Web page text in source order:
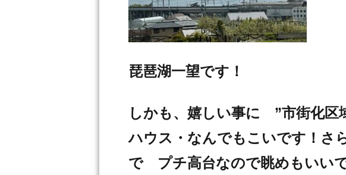
琵琶湖一望です！
しかも、嬉しい事に ”市街化
ハウス・なんでもこいです！さ
で プチ高台なので眺めもいいで